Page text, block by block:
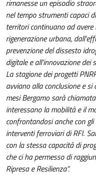
rimanesse un episodio
nel tempo strumenti capaci
territori continuano ad
rigenerazione urbana,
prevenzione del dissesto
digitale e all'innovazione dei
La stagione dei progetti
avviano alla conclusione e
mesi Bergamo sarà
interessano la mobilità e il
confrontandosi anche con
interventi ferroviari di RFI.
con la stessa capacità di
che ci ha permesso di
Ripresa e Resilienza”.